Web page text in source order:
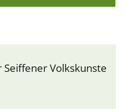
Volkskunste